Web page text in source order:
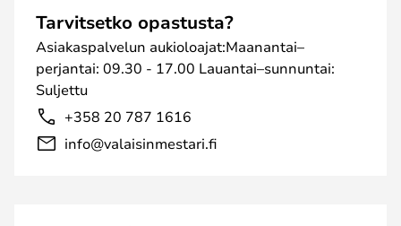
Tarvitsetko opastusta?
Asiakaspalvelun aukioloajat:Maanantai–
perjantai: 09.30 - 17.00 Lauantai–sunnuntai:
Suljettu
+358 20 787 1616
info@valaisinmestari.fi